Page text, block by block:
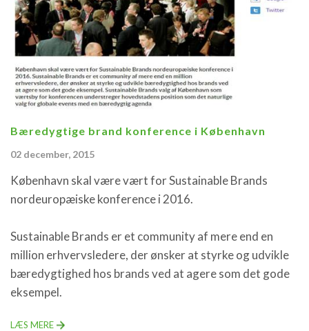
Bæredygtige brand konference i København
02 december, 2015
København skal være vært for Sustainable Brands
nordeuropæiske konference i 2016.
Sustainable Brands er et community af mere end en
million erhvervsledere, der ønsker at styrke og udvikle
bæredygtighed hos brands ved at agere som det gode
eksempel.
LÆS MERE